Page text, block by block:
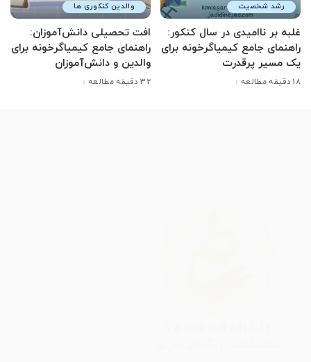
رشد شخصیت
غلبه بر ناامیدی در سال کنکور:
راهنمای جامع کیمیاگرخونه برای
یک مسیر پرقدرت
18 دقیقه مطالعه
والدین کنکوری ها
افت تحصیلی دانش‌آموزان:
راهنمای جامع کیمیاگرخونه برای
والدین و دانش‌آموزان
32 دقیقه مطالعه